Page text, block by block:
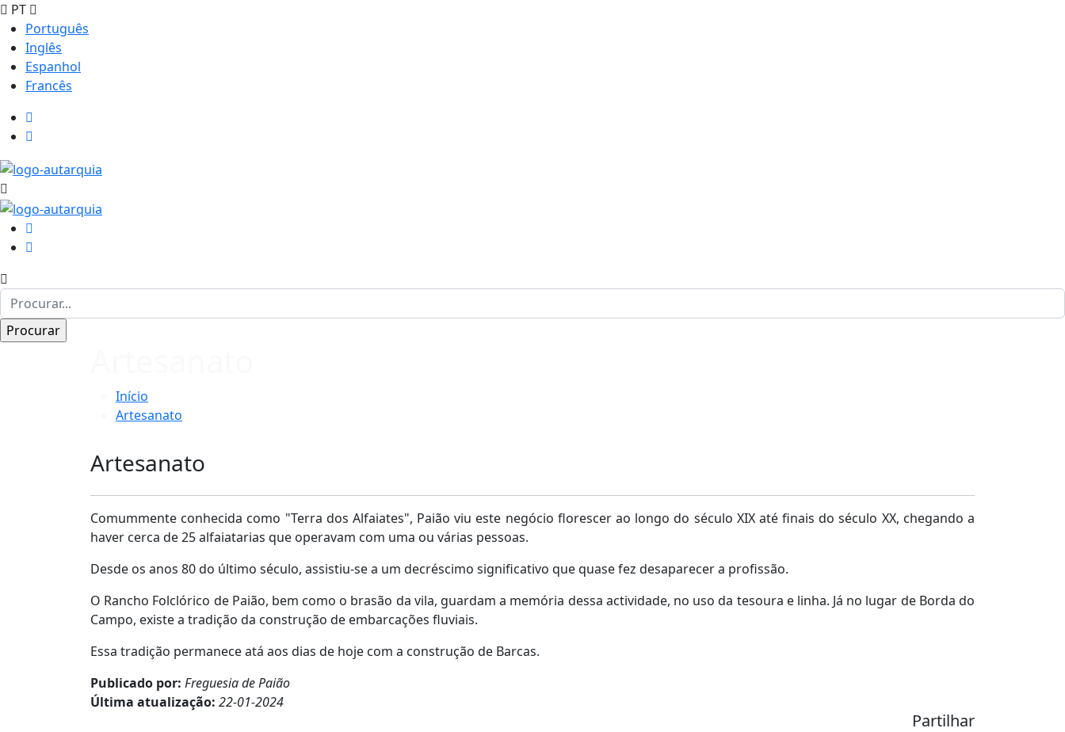
PT
Português
Inglês
Espanhol
Francês
Início
Artesanato
Artesanato
Comummente conhecida como "Terra dos Alfaiates", Paião viu este negócio florescer ao longo do século XIX até finais do século XX, chegando a
haver cerca de 25 alfaiatarias que operavam com uma ou várias pessoas.
Desde os anos 80 do último século, assistiu-se a um decréscimo significativo que quase fez desaparecer a profissão.
O Rancho Folclórico de Paião, bem como o brasão da vila, guardam a memória dessa actividade, no uso da tesoura e linha. Já no lugar de Borda do
Campo, existe a tradição da construção de embarcações fluviais.
Essa tradição permanece atá aos dias de hoje com a construção de Barcas.
Publicado por: Freguesia de Paião
Última atualização: 22-01-2024
Partilhar